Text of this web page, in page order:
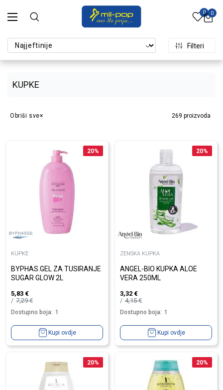
0 0
KUPKE
Filteri
269 proizvoda
Obriši sve
20%
KUPKE
BYPHAS.GEL ZA TUSIRANJE
SUGAR GLOW 2L
5,83 €
7,29€
Dostupno boja: 1
Kupi ovdje
20%
ZENSKA KUPKA
ANGEL-BIO KUPKA ALOE
VERA 250ML
3,32 €
4,15€
Dostupno boja: 1
Kupi ovdje
20% 20%